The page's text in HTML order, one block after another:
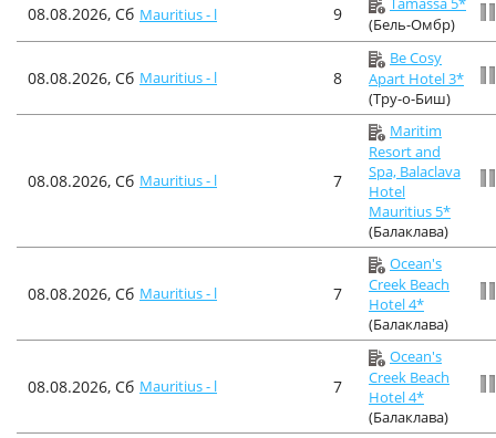
08.08.2026, Сб Mauritius - l 9
(Бель-Омбр)
08.08.2026, Сб Mauritius - l 8
Be Cosy
Apart Hotel 3*
(Тру-о-Биш)
08.08.2026, Сб Mauritius - l 7
Maritim
Resort and
Spa, Balaclava
Hotel
Mauritius 5*
(Балаклава)
08.08.2026, Сб Mauritius - l 7
Ocean's
Creek Beach
Hotel 4*
(Балаклава)
08.08.2026, Сб Mauritius - l 7
Ocean's
Creek Beach
Hotel 4*
(Балаклава)